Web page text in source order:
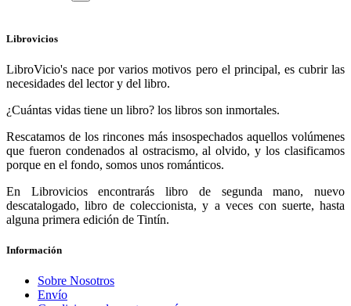
Librovicios
LibroVicio's nace por varios motivos pero el principal, es cubrir las
necesidades del lector y del libro.
¿Cuántas vidas tiene un libro? los libros son inmortales.
Rescatamos de los rincones más insospechados aquellos volúmenes
que fueron condenados al ostracismo, al olvido, y los clasificamos
porque en el fondo, somos unos románticos.
En Librovicios encontrarás libro de segunda mano, nuevo
descatalogado, libro de coleccionista, y a veces con suerte, hasta
alguna primera edición de Tintín.
Información
Sobre Nosotros
Envío